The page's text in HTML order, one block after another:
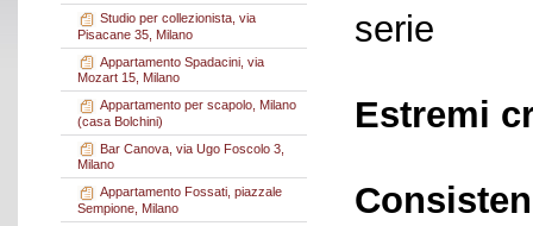
Studio per collezionista, via
Pisacane 35, Milano
Appartamento Spadacini, via
Mozart 15, Milano
Appartamento per scapolo, Milano
(casa Bolchini)
Bar Canova, via Ugo Foscolo 3,
Milano
Appartamento Fossati, piazzale
Sempione, Milano
serie
Estremi